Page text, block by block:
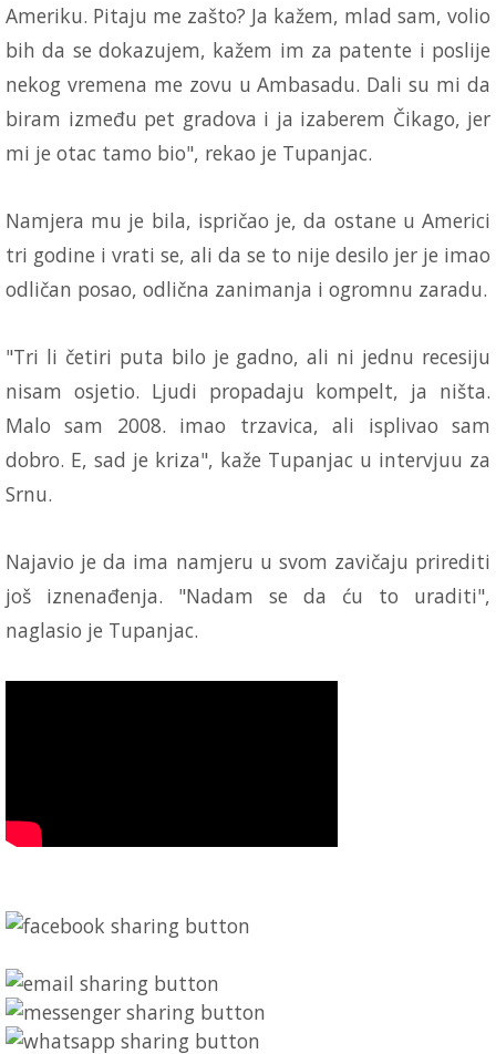
Ameriku. Pitaju me zašto? Ja kažem, mlad sam, volio
bih da se dokazujem, kažem im za patente i poslije
nekog vremena me zovu u Ambasadu. Dali su mi da
biram između pet gradova i ja izaberem Čikago, jer
mi je otac tamo bio", rekao je Tupanjac.
Namjera mu je bila, ispričao je, da ostane u Americi
tri godine i vrati se, ali da se to nije desilo jer je imao
odličan posao, odlična zanimanja i ogromnu zaradu.
"Tri li četiri puta bilo je gadno, ali ni jednu recesiju
nisam osjetio. Ljudi propadaju kompelt, ja ništa.
Malo sam 2008. imao trzavica, ali isplivao sam
dobro. E, sad je kriza", kaže Tupanjac u intervjuu za
Srnu.
Najavio je da ima namjeru u svom zavičaju prirediti
još iznenađenja. "Nadam se da ću to uraditi",
naglasio je Tupanjac.